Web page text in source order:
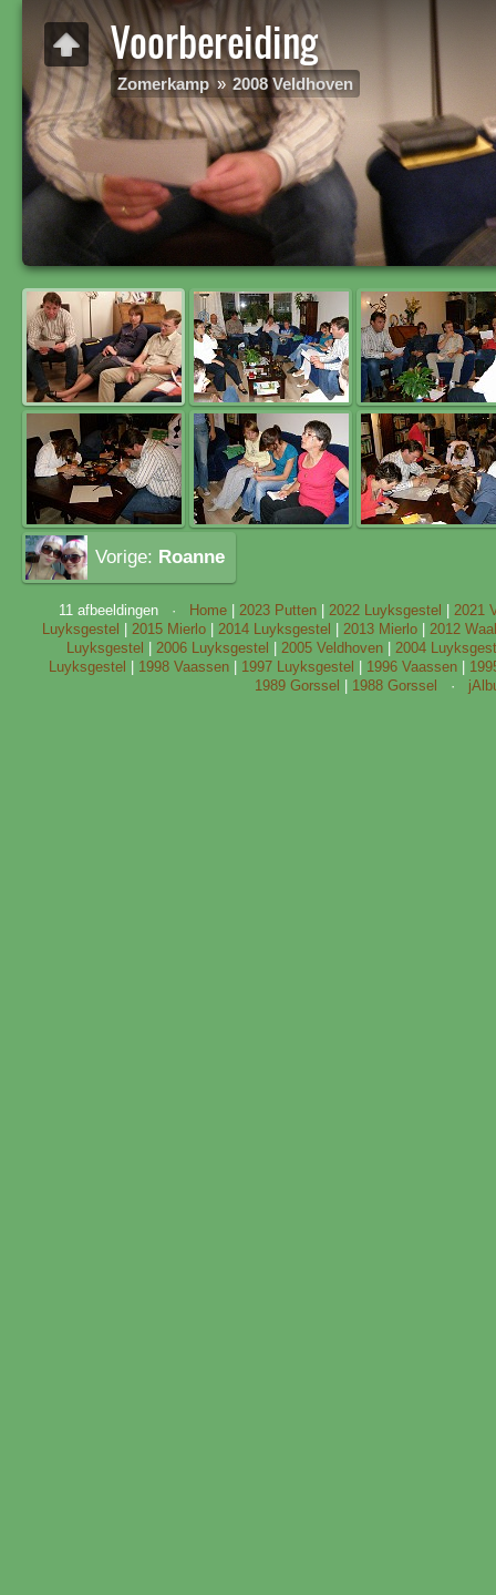
Voorbereiding
Zomerkamp » 2008 Veldhoven
Vorige: Roanne
11 afbeeldingen · Home 2023 Putten 2022 Luyksgestel
2021
Luyksgestel
|2015 Mierlo |2014 Luyksgestel |2013 Mierlo |2012
Luyksgestel
2006 Luyksgestel 2005 Veldhoven
2004
Luyksgestel
1998 Vaassen 1997 Luyksgestel 1996 Vaassen
1989 Gorssel
1988 Gorssel ·